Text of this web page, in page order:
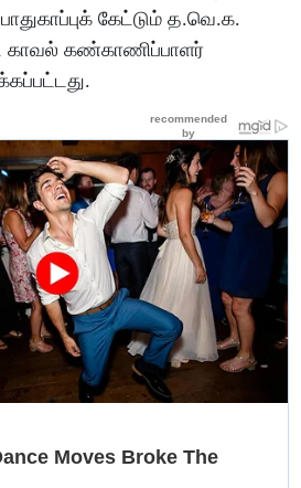
கேட்டும் த.வெ.க.
காவல் கண்காணிப்பாளர்